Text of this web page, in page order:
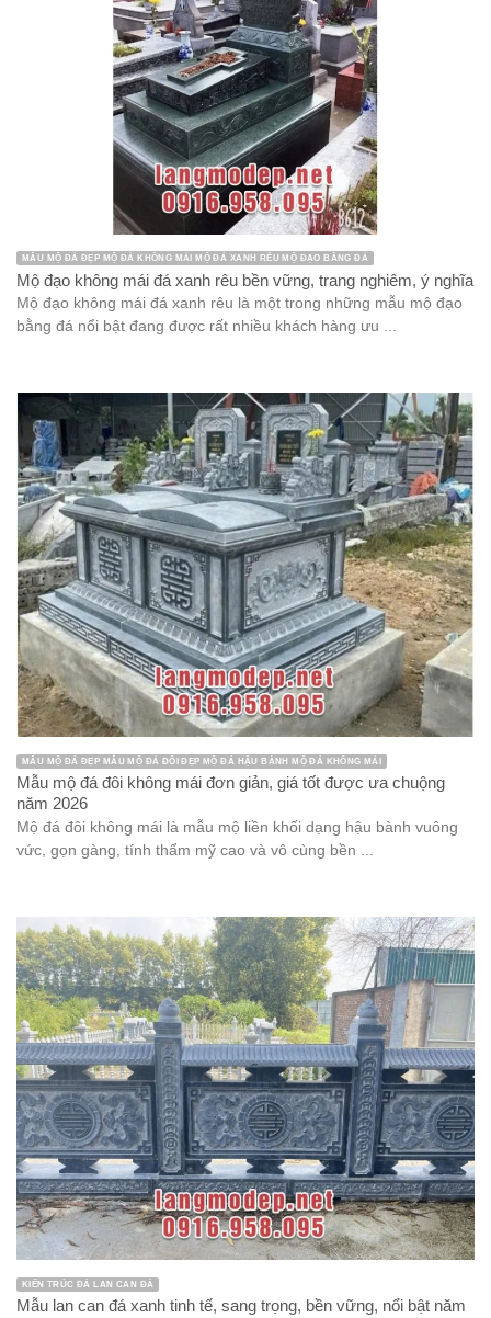
MẪU MỘ ĐÁ ĐẸP MỘ ĐÁ KHÔNG MÁI MỘ ĐÁ XANH RÊU MỘ ĐẠO BẰNG ĐÁ
Mộ đạo không mái đá xanh rêu bền vững, trang nghiêm, ý nghĩa
Mộ đạo không mái đá xanh rêu là một trong những mẫu mộ đạo
bằng đá nổi bật đang được rất nhiều khách hàng ưu ...
MẪU MỘ ĐÁ ĐẸP MẪU MỘ ĐÁ ĐÔI ĐẸP MỘ ĐÁ HẬU BÀNH MỘ ĐÁ KHÔNG MÁI
Mẫu mộ đá đôi không mái đơn giản, giá tốt được ưa chuộng
năm 2026
Mộ đá đôi không mái là mẫu mộ liền khối dạng hậu bành vuông
vức, gọn gàng, tính thẩm mỹ cao và vô cùng bền ...
KIẾN TRÚC ĐÁ LAN CAN ĐÁ
Mẫu lan can đá xanh tinh tế, sang trọng, bền vững, nổi bật năm